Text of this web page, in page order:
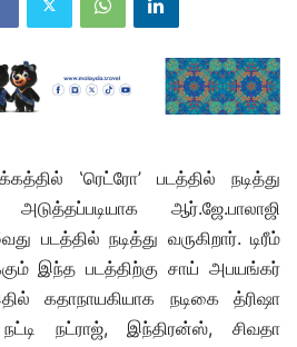
‛ரெட்ரோ’ படத்தில் நடித்து
அடுத்தப்படியாக ஆர்.ஜே.பாலாஜி
படத்தில் நடித்து வருகிறார். டிரீம்
இந்த படத்திற்கு சாய் அபயங்கர்
கதாநாயகியாக நடிகை த்ரிஷா
நட்டி நட்ராஜ், இந்திரன்ஸ், சிவதா